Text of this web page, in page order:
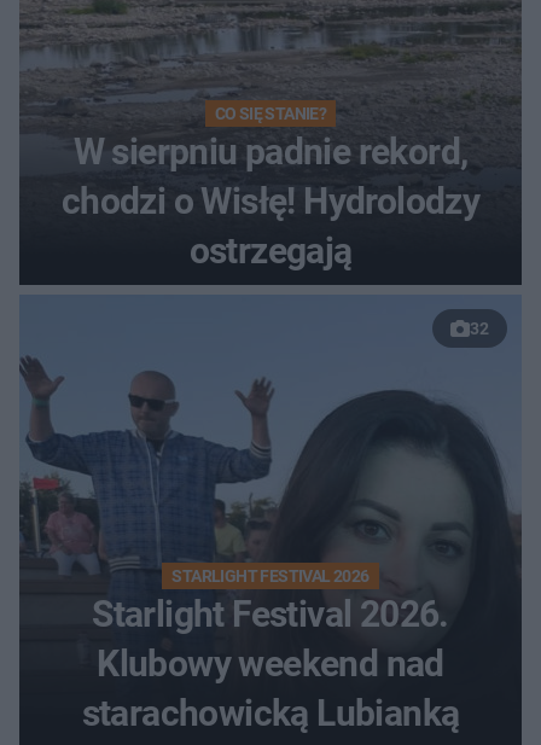
CO SIĘ STANIE?
W sierpniu padnie rekord,
chodzi o Wisłę! Hydrolodzy
ostrzegają
32
STARLIGHT FESTIVAL 2026
Starlight Festival 2026.
Klubowy weekend nad
starachowicką Lubianką